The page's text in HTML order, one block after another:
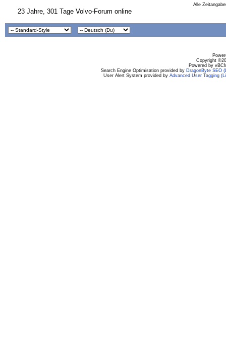
Alle
23 Jahre, 301 Tage Volvo-Forum online
Copyright
Powered by
Search Engine Optimisation provided by DragonByte SEO
User Alert System provided by Advanced User Tagging